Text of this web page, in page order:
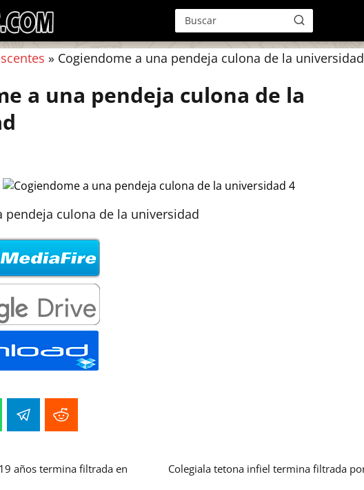
» Cogiendome a una pendeja culona de la universidad
a una pendeja culona de la
pendeja culona de la universidad
años termina filtrada en
Colegiala tetona infiel termina filtrada